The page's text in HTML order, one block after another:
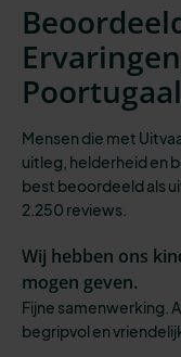
Poortugaal
Mensen die met
uitleg, helderheid en
best beoordeeld als
2.250 reviews.
Wij hebben ons
mogen geven.
Fijne samenwerking.
begripvol en